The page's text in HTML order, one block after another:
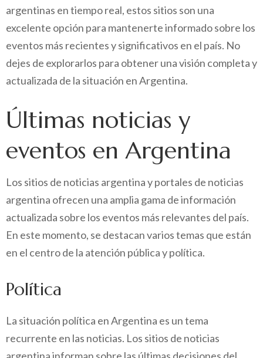
argentinas en tiempo real, estos sitios son una
excelente opción para mantenerte informado sobre los
eventos más recientes y significativos en el país. No
dejes de explorarlos para obtener una visión completa y
actualizada de la situación en Argentina.
Últimas noticias y
eventos en Argentina
Los sitios de noticias argentina y portales de noticias
argentina ofrecen una amplia gama de información
actualizada sobre los eventos más relevantes del país.
En este momento, se destacan varios temas que están
en el centro de la atención pública y política.
Política
La situación política en Argentina es un tema
recurrente en las noticias. Los sitios de noticias